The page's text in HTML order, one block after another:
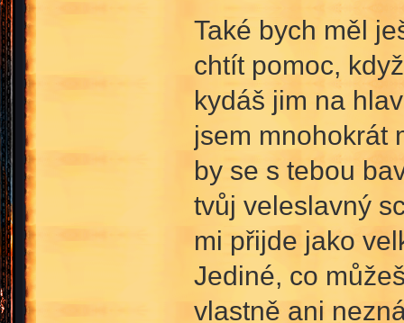
Také bych měl
chtít pomoc,
kydáš jim na
jsem mnohokrát
by se s tebou
tvůj veleslavný
mi přijde jako
Jediné, co
vlastně ani